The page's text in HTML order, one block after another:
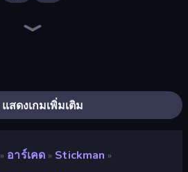
แสดงเกมเพิ่มเติม
» อาร์เคด » Stickman »